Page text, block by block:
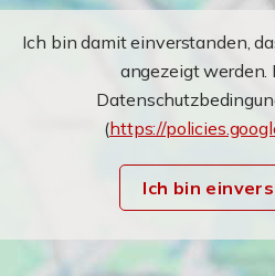
Ich bin damit einverstanden,
angezeigt werden.
(https://
Ich bin